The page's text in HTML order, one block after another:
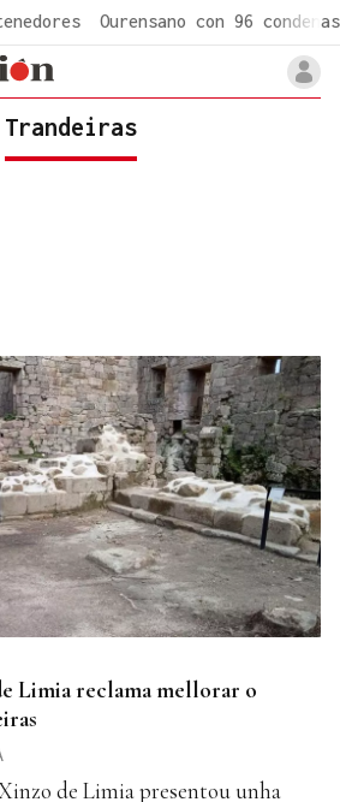
Ourensano con 96 condenas
Trandeiras
Limia reclama mellorar o
de Limia presentou unha